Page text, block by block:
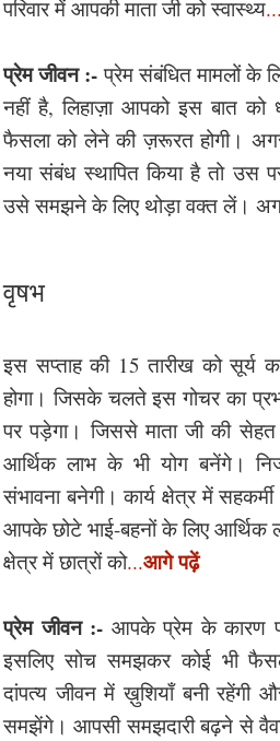
परिवार में आपकी माता जी को स्वास्थ्य...
प्रेम जीवन :- प्रेम संबंधित मामलों के
नहीं है, लिहाज़ा आपको इस बात
फैसला को लेने की ज़रूरत होगी।
नया संबंध स्थापित किया है तो उस
उसे समझने के लिए थोड़ा वक्त लें।
वृषभ
इस सप्ताह की 15 तारीख को सूर्य
होगा। जिसके चलते इस गोचर का
पर पड़ेगा। जिससे माता जी की
आर्थिक लाभ के भी योग बनेंगे।
संभावना बनेगी। कार्य क्षेत्र में
आपके छोटे भाई-बहनों के लिए आर्थिक
क्षेत्र में छात्रों को...आगे पढ़ें
प्रेम जीवन :- आपके प्रेम के कारण
इसलिए सोच समझकर कोई भी
दांपत्य जीवन में ख़ुशियाँ बनी रहेंगी
समझेंगे। आपसी समझदारी बढ़ने से